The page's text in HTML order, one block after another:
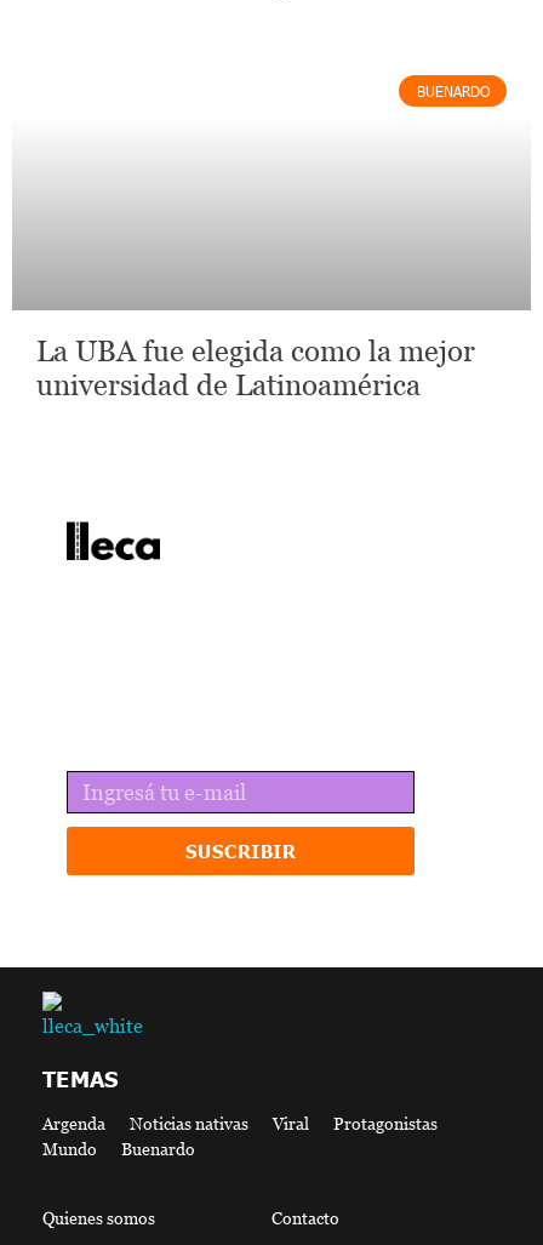
BUENARDO
La UBA fue elegida como la mejor
universidad de Latinoamérica
SUSCRIBIR
TEMAS
Argenda Noticias nativas Viral
Protagonistas
Mundo
Buenardo
Quienes somos Contacto